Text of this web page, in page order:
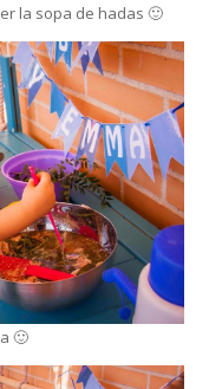
la sopa de hadas 🙂
🙂